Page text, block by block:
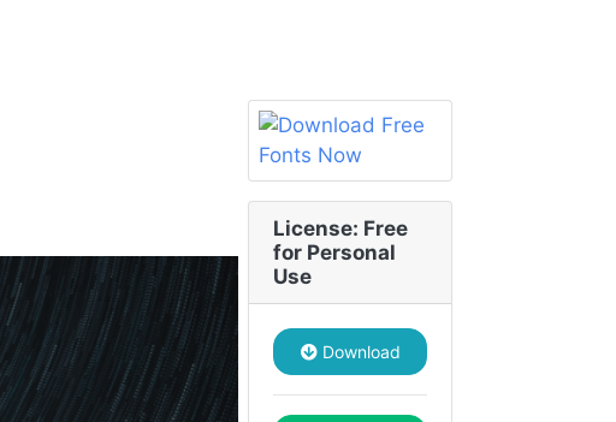
License: Free
for Personal
Use
Download